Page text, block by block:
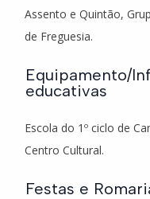
Assento e Quintão,
de Freguesia.
Equipamento/
educativas
Escola do 1º ciclo de
Centro Cultural.
Festas e